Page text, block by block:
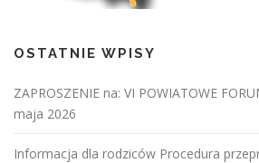
OSTATNIE WPISY
ZAPROSZENIE na: VI POWIATOWE
maja 2026
Informacja dla rodziców Procedura